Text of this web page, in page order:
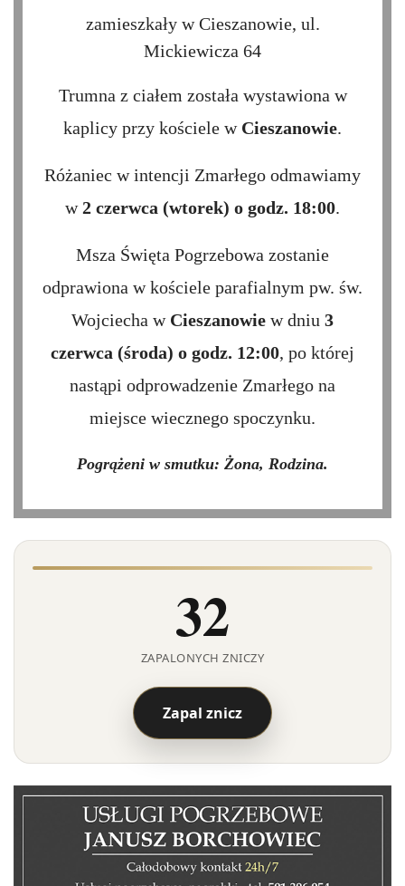
zamieszkały w Cieszanowie, ul.
Mickiewicza 64
Trumna z ciałem została wystawiona w
kaplicy przy kościele w Cieszanowie.
Różaniec w intencji Zmarłego odmawiamy
w2 czerwca (wtorek) o godz. 18:00.
Msza Święta Pogrzebowa zostanie
odprawiona w kościele parafialnym pw. św.
Wojciecha w Cieszanowie w dniu 3
czerwca (środa) o godz. 12:00, po której
nastąpi odprowadzenie Zmarłego na
miejsce wiecznego spoczynku.
Pogrążeni w smutku: Żona, Rodzina.
32
ZAPALONYCH ZNICZY
Zapal znicz